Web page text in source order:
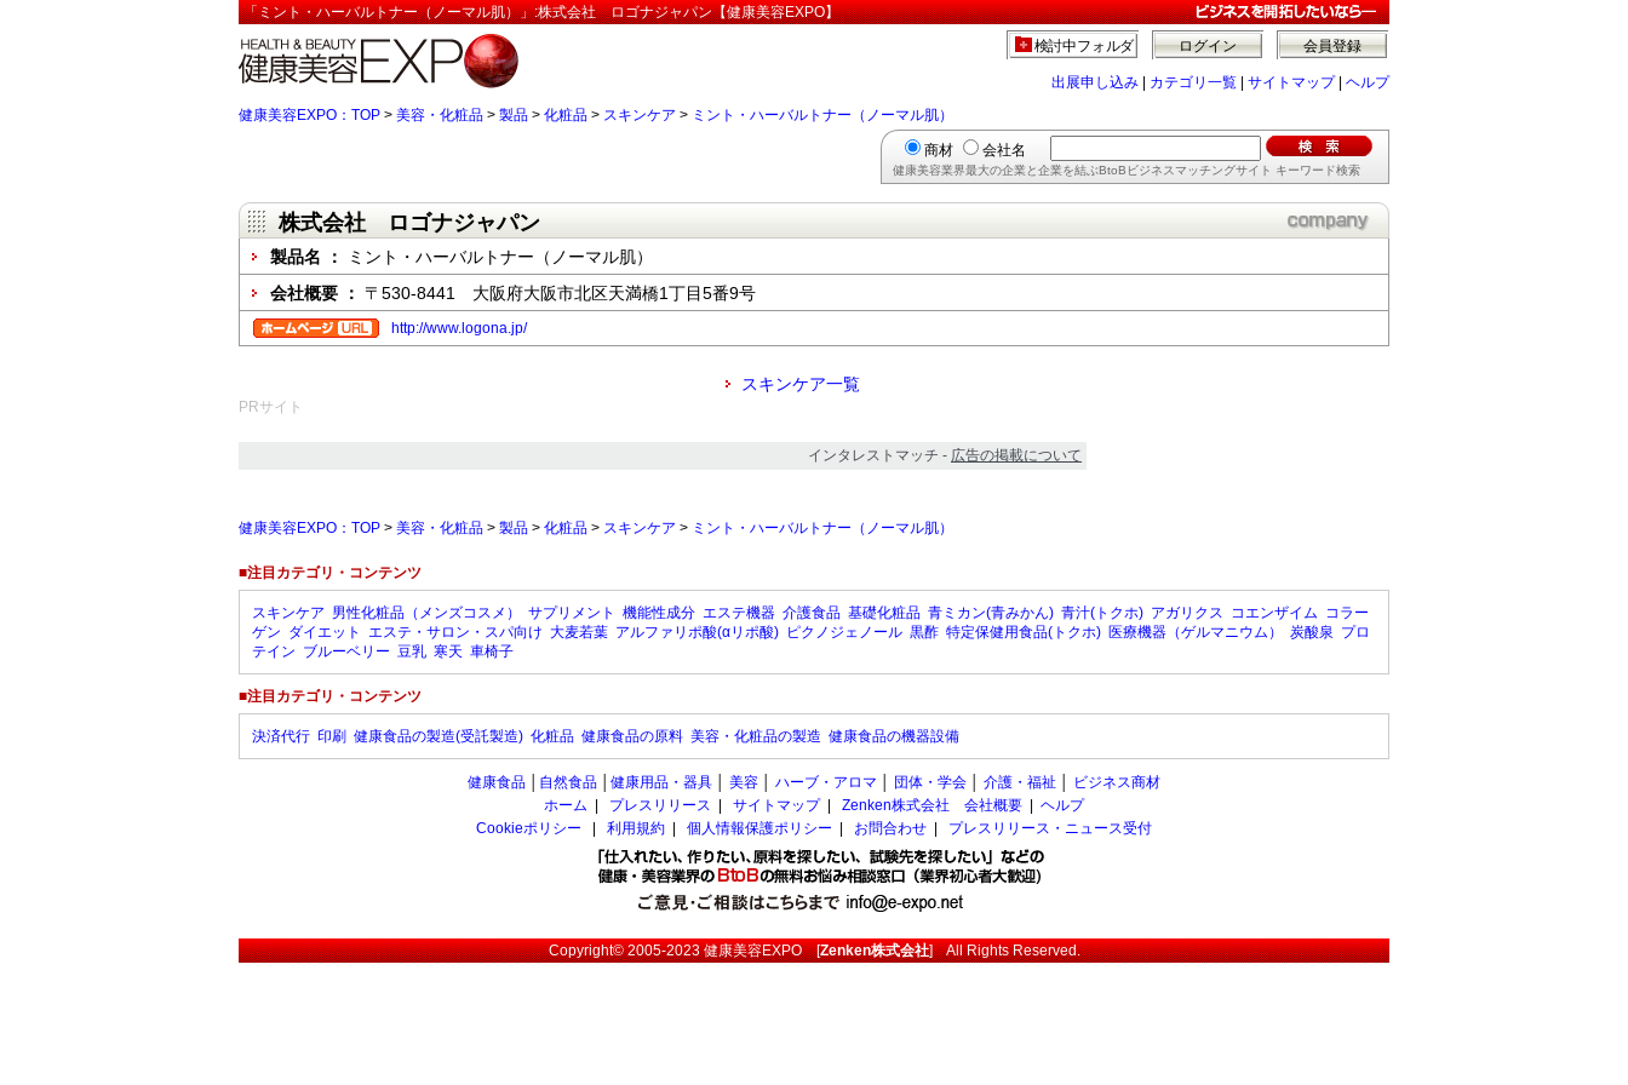
「ミント・ハーバルトナー（ノーマル肌）」:株式会社 ロゴナジャパン【健康美容EXPO】
会員登録
ログイン
検討中フォルダ
出展申し込み カテゴリ一覧 サイトマップ| ヘルプ
健康美容EXPO：TOP > 美容・化粧品 > 製品 > 化粧品 > スキンケア > ミント・ハーバルトナー（ノーマル肌）
商材 会社名
健康美容業界最大の企業と企業を結ぶBtoBビジネスマッチングサイト キーワード検索
株式会社 ロゴナジャパン
製品名 ：
ミント・ハーバルトナー（ノーマル肌）
会社概要 ： 〒530-8441 大阪府大阪市北区天満橋1丁目5番9号
http://www.logona.jp/
スキンケア一覧
PRサイト
インタレストマッチ - 広告の掲載について
健康美容EXPO：TOP > 美容・化粧品 > 製品 > 化粧品 > スキンケア > ミント・ハーバルトナー（ノーマル肌）
■注目カテゴリ・コンテンツ
スキンケア 男性化粧品（メンズコスメ） サプリメント 機能性成分 エステ機器 介護食品 基礎化粧品 青ミカン(青みかん) 青汁(トクホ) アガリクス コエンザイム コラー
ゲン ダイエット エステ・サロン・スパ向け 大麦若葉 アルファリポ酸(αリポ酸) ピクノジェノール 黒酢 特定保健用食品(トクホ) 医療機器（ゲルマニウム） 炭酸泉 プロ
テイン ブルーベリー 豆乳 寒天 車椅子
■注目カテゴリ・コンテンツ
決済代行 印刷 健康食品の製造(受託製造) 化粧品 健康食品の原料 美容・化粧品の製造 健康食品の機器設備
健康食品 自然食品 健康用品・器具 美容 ハーブ・アロマ 団体・学会 介護・福祉
ビジネス商材
ホーム
プレスリリース サイトマップ| Zenken株式会社 会社概要
ヘルプ
Cookieポリシー
利用規約 個人情報保護ポリシー お問合わせ プレスリリース・ニュース受付
Copyright© 2005-2023健康美容EXPO[Zenken株式会社] All Rights Reserved.